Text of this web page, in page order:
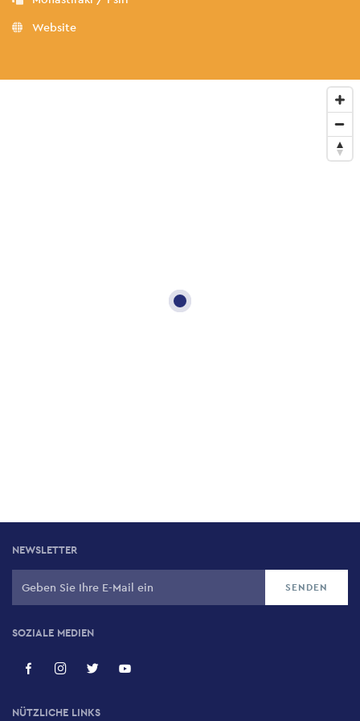
Website
NEWSLETTER
SOZIALE MEDIEN
NÜTZLICHE LINKS